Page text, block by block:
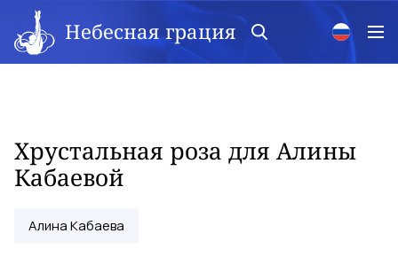
Небесная грация
Хрустальная роза для Алины
Кабаевой
Алина Кабаева